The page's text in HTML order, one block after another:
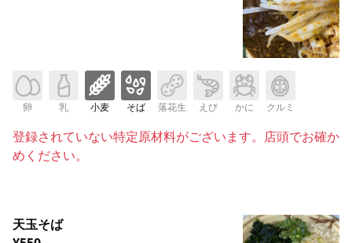
卵 乳 小麦 そば 落花生 えび かに クルミ
登録されていない特定原材料がございます。店頭でお確か
めください。
天玉そば